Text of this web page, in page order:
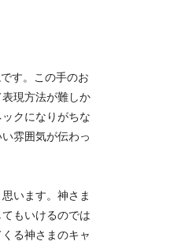
す。この手のお
現方法が難しか
クになりがちな
雰囲気が伝わっ
います。神さま
もいけるのでは
る神さまのキャ